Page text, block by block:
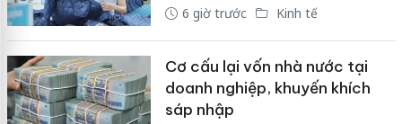
6 giờ trước Kinh tế
Cơ cấu lại vốn nhà nước tại
doanh nghiệp, khuyến khích
sáp nhập